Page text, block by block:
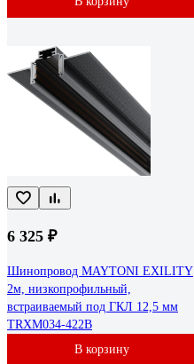
6 325 ₽
Шинопровод MAYTONI EXILITY
2м, низкопрофильный,
встраиваемый под ГКЛ 12,5 мм
TRXM034-422B
В корзину